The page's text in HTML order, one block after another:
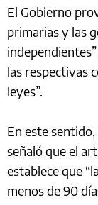
El Gobierno
primarias y las
las respectivas
leyes”.
En este sentido,
señaló que el
establece que
menos de 90